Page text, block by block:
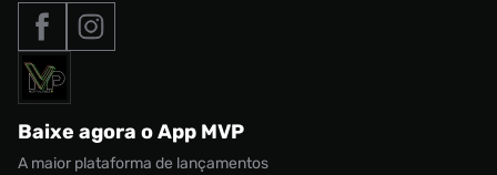
Roupas
Acessórios
Marcas
Nike Air Max
adidas Adi2000
adidas Campus
Nike Shox
Nossas lojas
Termos de uso
Política de privacidade
Regulamento CRM/ CASHBACK
Regulamento Cupom
Tipos de entrega
Formas de Pagamento
Solicite seus dados
Baixe agora o App MVP
A maior plataforma de lançamentos